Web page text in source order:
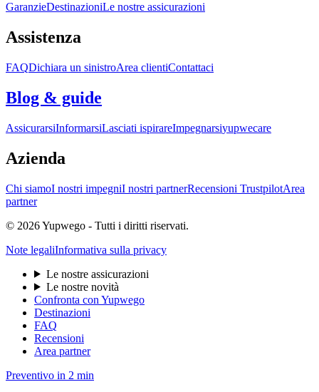
GaranzieDestinazioniLe nostre assicurazioni
Assistenza
FAQDichiara un sinistroArea clientiContattaci
Blog & guide
AssicurarsiInformarsiLasciati ispirareImpegnarsiyupwecare
Azienda
Chi siamoI nostri impegniI nostri partnerRecensioni TrustpilotArea
partner
© 2026 Yupwego - Tutti i diritti riservati.
Note legaliInformativa sulla privacy
Le nostre assicurazioni
Le nostre novità
Confronta con Yupwego
Destinazioni
FAQ
Recensioni
Area partner
Preventivo in 2 min